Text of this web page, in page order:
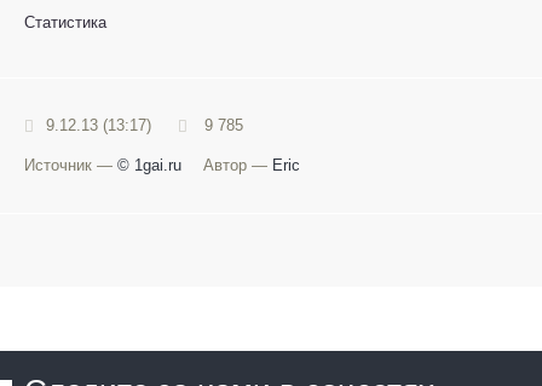
Статистика
9.12.13 (13:17) 9 785
Источник — © 1gai.ru Автор — Eric